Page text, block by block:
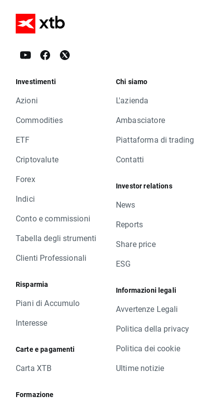
Investimenti
Azioni
Commodities
ETF
Criptovalute
Forex
Indici
Conto e commissioni
Tabella degli strumenti
Clienti Professionali
Risparmia
Piani di Accumulo
Interesse
Carte e pagamenti
Carta XTB
Formazione
Chi siamo
L'azienda
Ambasciatore
Piattaforma di trading
Contatti
Investor relations
News
Reports
Share price
ESG
Informazioni legali
Avvertenze Legali
Politica della privacy
Politica dei cookie
Ultime notizie